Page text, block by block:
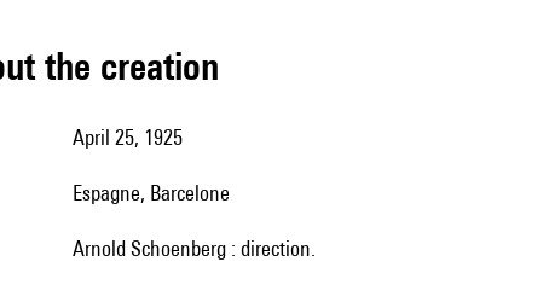
the creation
April 25, 1925
Espagne, Barcelone
Arnold Schoenberg : direction.